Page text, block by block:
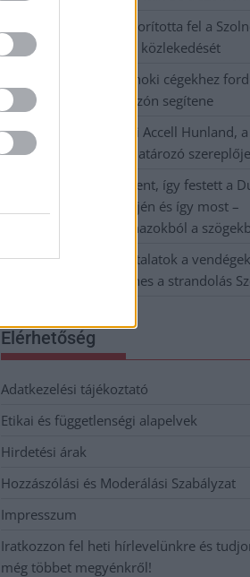
Váratlan fennakadás borította fel a
Kecskemét vasútvonal közlekedését
A polgármester a szolnoki cégekhez
száz elbocsátott dolgozón segítene
Csődbe ment a tószegi Accell Hunland,
kerékpárgyártás meghatározó szereplője
Egyszer fent, egyszer lent, így festett a
évvel ezelőtti árvíz idején és így most –
fotógyűjtemény ugyanazokból a
Ilyenek eddig a tapasztalatok a
hőhullám miatt ingyenes a strandolás
Elérhetőség
Adatkezelési tájékoztató
Etikai és függetlenségi alapelvek
Hirdetési árak
Hozzászólási és Moderálási Szabályzat
Impresszum
Iratkozzon fel heti hírlevelünkre és
még többet megyénkről!